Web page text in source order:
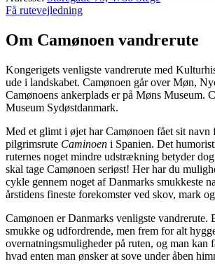
Få rutevejledning
Om Camønoen vandrerute
Kongerigets venligste vandrerute med
ude i landskabet. Camønoen går over Møn,
Camønoens ankerplads er på Møns Museum.
Museum Sydøstdanmark.
Med et glimt i øjet har Camønoen fået sit navn
pilgrimsrute Caminoen i Spanien. Det
ruternes noget mindre udstrækning betyder
skal tage Camønoen seriøst! Her har du
cykle gennem noget af Danmarks smukkeste
årstidens fineste forekomster ved skov, mark
Camønoen er Danmarks venligste vandrerute.
smukke og udfordrende, men frem for alt
overnatningsmuligheder på ruten, og man kan
hvad enten man ønsker at sove under åben